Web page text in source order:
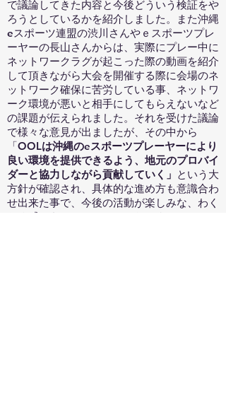
で議論してきた内容と今後どういう検証をや
ろうとしているかを紹介しました。また沖縄
eスポーツ連盟の渋川さんやｅスポーツプレ
ーヤーの長山さんからは、実際にプレー中に
ネットワークラグが起こった際の動画を紹介
して頂きながら大会を開催する際に会場のネ
ットワーク確保に苦労している事、ネットワ
ーク環境が悪いと相手にしてもらえないなど
の課題が伝えられました。それを受けた議論
で様々な意見が出ましたが、その中から
「OOLは沖縄のeスポーツプレーヤーにより
良い環境を提供できるよう、地元のプロバイ
ダーと協力しながら貢献していく」 という大
方針が確認され、具体的な進め方も意識合わ
せ出来た事で、今後の活動が楽しみな、わく
わく感のあるフォーラムとなりました。